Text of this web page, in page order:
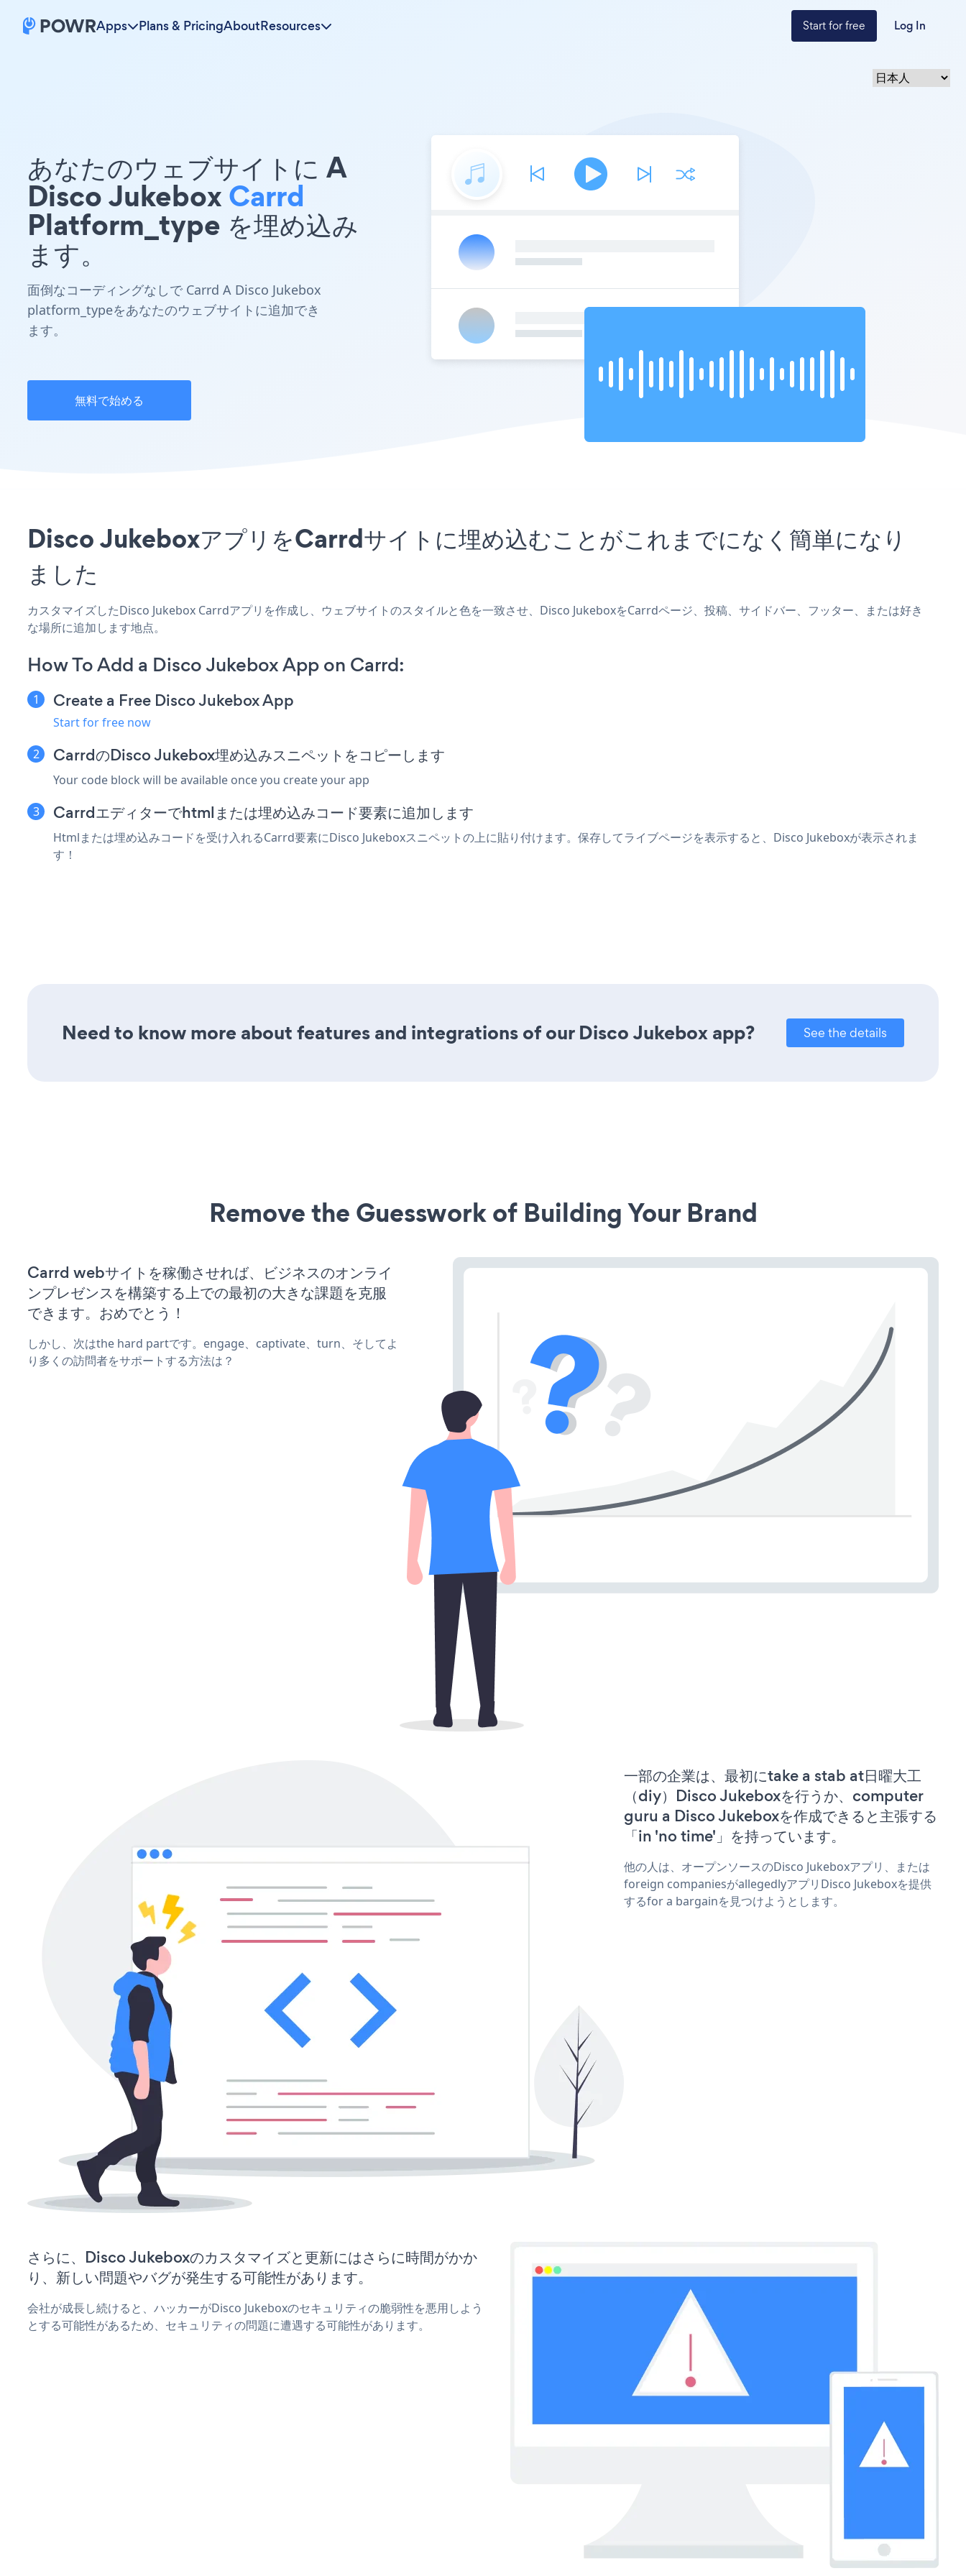
Apps Plans & PricingAboutResources Start for free Log In
あなたのウェブサイトに A
Disco JukeboxCarrd
Platform_type を埋め込み
ます。
面倒なコーディングなしで Carrd A Disco Jukebox
platform_typeをあなたのウェブサイトに追加でき
ます。
無料で始める
Disco JukeboxアプリをCarrdサイトに埋め込むことがこれまでになく簡単になり
ました
カスタマイズしたDisco Jukebox Carrdアプリを作成し、ウェブサイトのスタイルと色を一致させ、Disco JukeboxをCarrdページ、投稿、サイドバー、フッター、または好き
な場所に追加します地点。
How To Add a Disco Jukebox App on Carrd:
Create a Free Disco Jukebox App
Start for free now
CarrdのDisco Jukebox埋め込みスニペットをコピーします
Your code block will be available once you create your app
Carrdエディターでhtmlまたは埋め込みコード要素に追加します
Htmlまたは埋め込みコードを受け入れるCarrd要素にDisco Jukeboxスニペットの上に貼り付けます。保存してライブページを表示すると、Disco Jukeboxが表示されま
す！
Need to know more about features and integrations of our Disco Jukebox app? See the details
Remove the Guesswork of Building Your Brand
Carrd webサイトを稼働させれば、ビジネスのオンライ
ンプレゼンスを構築する上での最初の大きな課題を克服
できます。おめでとう！
しかし、次はthe hard partです。engage、captivate、turn、そしてよ
り多くの訪問者をサポートする方法は？
一部の企業は、最初にtake a stab at日曜大工
（diy）Disco Jukeboxを行うか、computer
guru a Disco Jukeboxを作成できると主張する
「in 'no time'」を持っています。
他の人は、オープンソースのDisco Jukeboxアプリ、または
foreign companiesがallegedlyアプリDisco Jukeboxを提供
するfor a bargainを見つけようとします。
さらに、Disco Jukeboxのカスタマイズと更新にはさらに時間がかか
り、新しい問題やバグが発生する可能性があります。
会社が成長し続けると、ハッカーがDisco Jukeboxのセキュリティの脆弱性を悪用しよう
とする可能性があるため、セキュリティの問題に遭遇する可能性があります。